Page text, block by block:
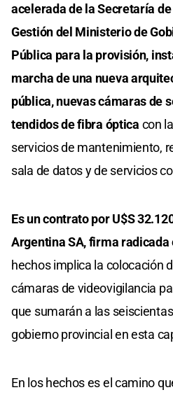
acelerada de la Secretaría
Gestión del Ministerio de
Pública para la provisión,
marcha de una nueva
pública, nuevas cámaras de
tendidos de fibra óptica con
servicios de mantenimiento,
sala de datos y de servicios
Es un contrato por U$S
Argentina SA, firma
hechos implica la colocación
cámaras de videovigilancia
que sumarán a las
gobierno provincial en esta
En los hechos es el camino